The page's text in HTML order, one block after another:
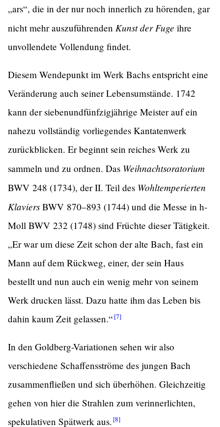
„ars“, die in der nur noch innerlich zu hörenden, gar
nicht mehr auszuführenden Kunst der Fuge ihre
unvollendete Vollendung findet.
Diesem Wendepunkt im Werk Bachs entspricht eine
Veränderung auch seiner Lebensumstände. 1742
kann der siebenundfünfzigjährige Meister auf ein
nahezu vollständig vorliegendes Kantatenwerk
zurückblicken. Er beginnt sein reiches Werk zu
sammeln und zu ordnen. Das Weihnachtsoratorium
BWV 248 (1734), der II. Teil des Wohltemperierten
Klaviers BWV 870–893 (1744) und die Messe in h-
Moll BWV 232 (1748) sind Früchte dieser Tätigkeit.
„Er war um diese Zeit schon der alte Bach, fast ein
Mann auf dem Rückweg, einer, der sein Haus
bestellt und nun auch ein wenig mehr von seinem
Werk drucken lässt. Dazu hatte ihm das Leben bis
dahin kaum Zeit gelassen.“ [7]
In den Goldberg-Variationen sehen wir also
verschiedene Schaffensströme des jungen Bach
zusammenfließen und sich überhöhen. Gleichzeitig
gehen von hier die Strahlen zum verinnerlichten,
spekulativen Spätwerk aus. [8]